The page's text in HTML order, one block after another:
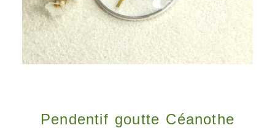
Pendentif goutte Céanothe